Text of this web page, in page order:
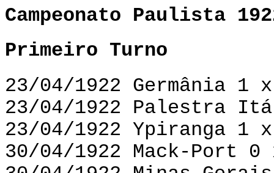
Campeonato Paulista
Primeiro Turno
23/04/1922 Germânia 1
23/04/1922 Palestra
23/04/1922 Ypiranga 1
30/04/1922 Mack-Port